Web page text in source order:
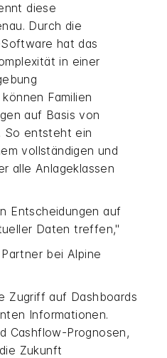
diese
Durch die
hat das
in einer
Familien
auf Basis von
So entsteht ein
vollständigen und
alle Anlageklassen
Entscheidungen auf
Daten treffen,"
bei Alpine
Zugriff auf Dashboards
Informationen.
Cashflow-Prognosen,
Zukunft